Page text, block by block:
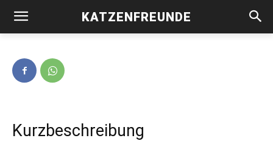
KATZENFREUNDE
Nairobi -vermittelt-
Kurzbeschreibung